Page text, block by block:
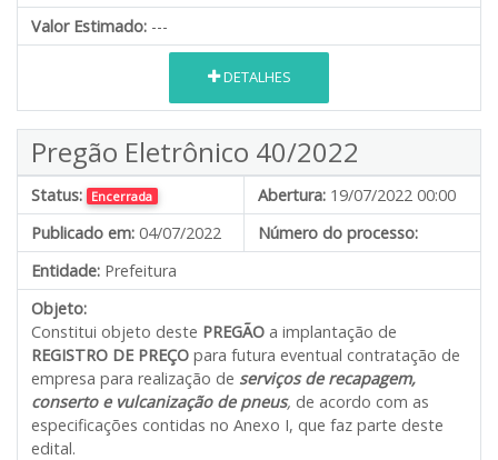
Valor Estimado: ---
DETALHES
Pregão Eletrônico 40/2022
Status: Encerrada Abertura: 19/07/2022 00:00
Publicado em: 04/07/2022
Número do processo:
Entidade: Prefeitura
Objeto:
Constitui objeto deste PREGÃO a implantação de
REGISTRO DE PREÇO para futura eventual contratação de
empresa para realização de serviços de recapagem,
conserto e vulcanização de pneus, de acordo com as
especificações contidas no Anexo I, que faz parte deste
edital.